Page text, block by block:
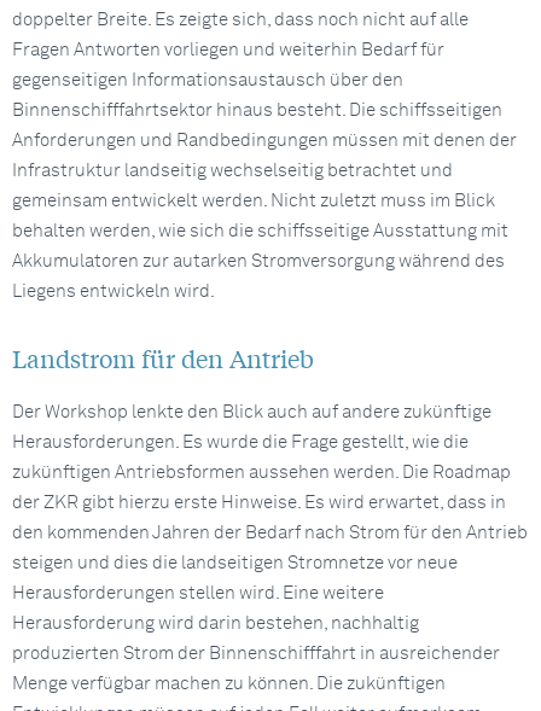
doppelter Breite. Es zeigte sich, dass noch nicht auf alle
Fragen Antworten vorliegen und weiterhin Bedarf für
gegenseitigen Informationsaustausch über den
Binnenschifffahrtsektor hinaus besteht. Die schiffsseitigen
Anforderungen und Randbedingungen müssen mit denen der
Infrastruktur landseitig wechselseitig betrachtet und
gemeinsam entwickelt werden. Nicht zuletzt muss im Blick
behalten werden, wie sich die schiffsseitige Ausstattung mit
Akkumulatoren zur autarken Stromversorgung während des
Liegens entwickeln wird.
Landstrom für den Antrieb
Der Workshop lenkte den Blick auch auf andere zukünftige
Herausforderungen. Es wurde die Frage gestellt, wie die
zukünftigen Antriebsformen aussehen werden. Die Roadmap
der ZKR gibt hierzu erste Hinweise. Es wird erwartet, dass in
den kommenden Jahren der Bedarf nach Strom für den Antrieb
steigen und dies die landseitigen Stromnetze vor neue
Herausforderungen stellen wird. Eine weitere
Herausforderung wird darin bestehen, nachhaltig
produzierten Strom der Binnenschifffahrt in ausreichender
Menge verfügbar machen zu können. Die zukünftigen